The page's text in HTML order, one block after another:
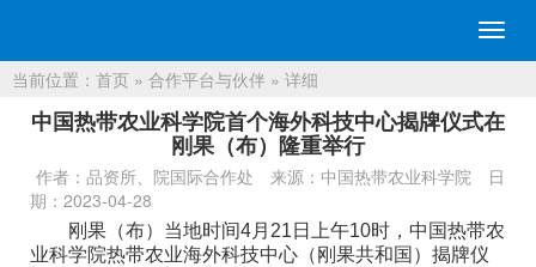
切
换
航
当前位置： 首页 » 合作平台与伙伴 » 详细
中国热带农业科学院首个海外科技中心揭牌仪式在
刚果（布）隆重举行
作者：品资所、院国际合作处 来源：中国热带农业科学院
日
期：2023-04-28
刚果（布）当地时间4月21日上午10时，中国热带农
业科学院热带农业海外科技中心（刚果共和国）揭牌仪